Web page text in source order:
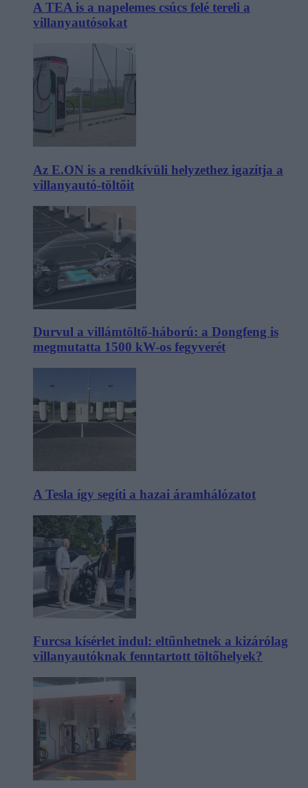
A TEA is a napelemes csúcs felé tereli a
villanyautósokat
Az E.ON is a rendkívüli helyzethez igazítja a
villanyautó-töltőit
Durvul a villámtöltő-háború: a Dongfeng is
megmutatta 1500 kW-os fegyverét
A Tesla így segíti a hazai áramhálózatot
Furcsa kísérlet indul: eltűnhetnek a kizárólag
villanyautóknak fenntartott töltőhelyek?